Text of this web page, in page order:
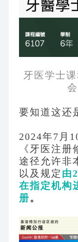
牙医学士
要知道这还
2024年7月
《牙医注
途径允许非
以及规定 由
在指定机构
册。